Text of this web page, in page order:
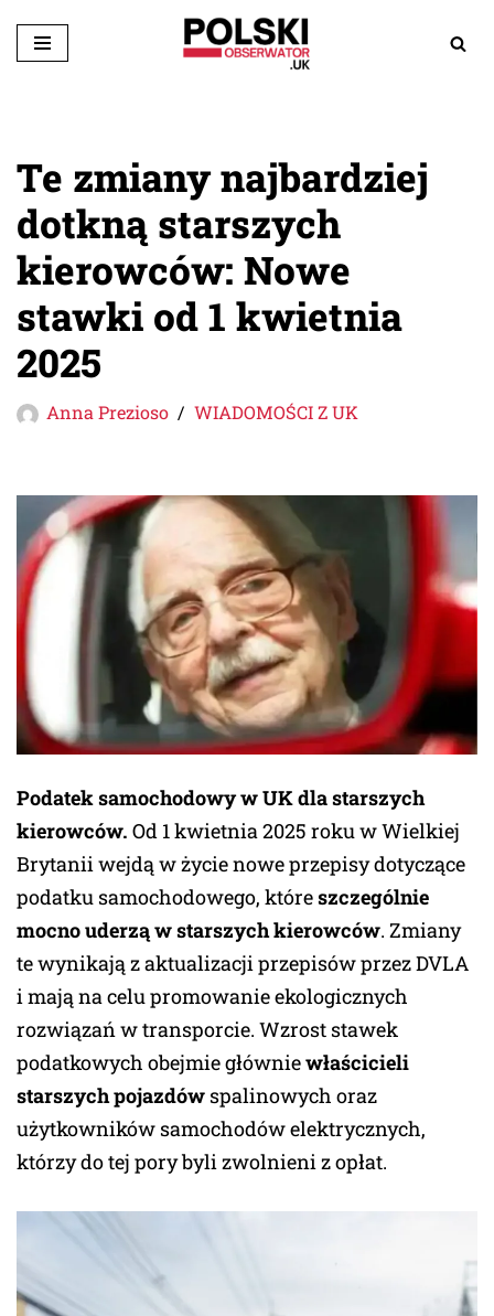
Przejdź
Te zmiany najbardziej
dotkną starszych
kierowców: Nowe
stawki od 1 kwietnia
2025
Anna Prezioso WIADOMOŚCI Z UK
Podatek samochodowy w UK dla starszych
kierowców. Od 1 kwietnia 2025 roku w Wielkiej
Brytanii wejdą w życie nowe przepisy dotyczące
podatku samochodowego, któreszczególnie
mocno uderzą w starszych kierowców. Zmiany
te wynikają z aktualizacji przepisów przez DVLA
i mają na celu promowanie ekologicznych
rozwiązań w transporcie. Wzrost stawek
podatkowych obejmie główniewłaścicieli
starszych pojazdów spalinowych oraz
użytkowników samochodów elektrycznych,
którzy do tej pory byli zwolnieni z opłat.